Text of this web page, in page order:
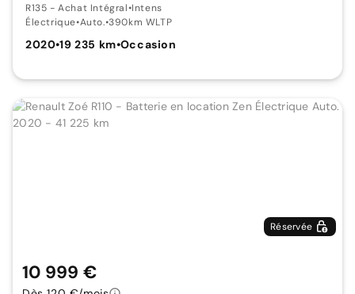
R135 - Achat Intégral•Intens
Électrique•Auto.•390km WLTP
2020•19 235 km•Occasion
Réservée
10 999 €